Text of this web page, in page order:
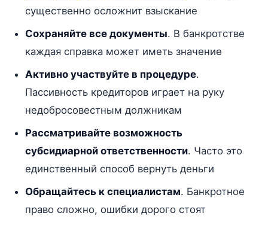
существенно осложнит взыскание
Сохраняйте все документы. В банкротстве
каждая справка может иметь значение
Активно участвуйте в процедуре.
Пассивность кредиторов играет на руку
недобросовестным должникам
Рассматривайте возможность
субсидиарной ответственности. Часто это
единственный способ вернуть деньги
Обращайтесь к специалистам. Банкротное
право сложно, ошибки дорого стоят